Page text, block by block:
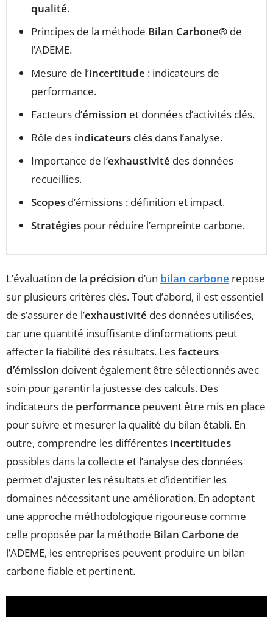
qualité.
Principes de la méthode Bilan Carbone® de
l’ADEME.
Mesure de l’incertitude : indicateurs de
performance.
Facteurs d’émission et données d’activités clés.
Rôle des indicateurs clés dans l’analyse.
Importance de l’exhaustivité des données
recueillies.
Scopes d’émissions : définition et impact.
Stratégies pour réduire l’empreinte carbone.
L’évaluation de la précision d’un bilan carbone repose
sur plusieurs critères clés. Tout d’abord, il est essentiel
de s’assurer de l’exhaustivité des données utilisées,
car une quantité insuffisante d’informations peut
affecter la fiabilité des résultats. Lesfacteurs
d’émission doivent également être sélectionnés avec
soin pour garantir la justesse des calculs. Des
indicateurs de performance peuvent être mis en place
pour suivre et mesurer la qualité du bilan établi. En
outre, comprendre les différentes incertitudes
possibles dans la collecte et l’analyse des données
permet d’ajuster les résultats et d’identifier les
domaines nécessitant une amélioration. En adoptant
une approche méthodologique rigoureuse comme
celle proposée par la méthode Bilan Carbone de
l’ADEME, les entreprises peuvent produire un bilan
carbone fiable et pertinent.